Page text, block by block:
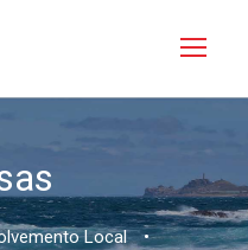
Local •